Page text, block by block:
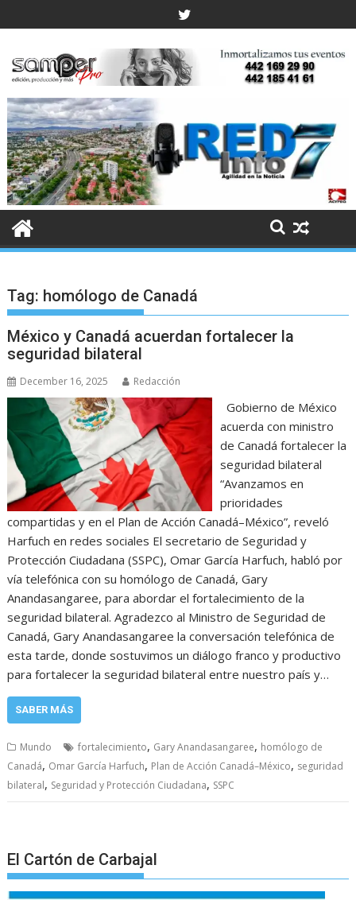
to
Tag: homólogo de Canadá
México y Canadá acuerdan fortalecer la
seguridad bilateral
December 16, 2025 Redacción
Gobierno de México
acuerda con ministro
de Canadá fortalecer la
seguridad bilateral
“Avanzamos en
prioridades
compartidas y en el Plan de Acción Canadá–México”, reveló
Harfuch en redes sociales El secretario de Seguridad y
Protección Ciudadana (SSPC), Omar García Harfuch, habló por
vía telefónica con su homólogo de Canadá, Gary
Anandasangaree, para abordar el fortalecimiento de la
seguridad bilateral. Agradezco al Ministro de Seguridad de
Canadá, Gary Anandasangaree la conversación telefónica de
esta tarde, donde sostuvimos un diálogo franco y productivo
para fortalecer la seguridad bilateral entre nuestro país y…
SABER MÁS
Mundo fortalecimiento, Gary Anandasangaree, homólogo de
Canadá, Omar García Harfuch, Plan de Acción Canadá–México, seguridad
bilateral, Seguridad y Protección Ciudadana, SSPC
El Cartón de Carbajal